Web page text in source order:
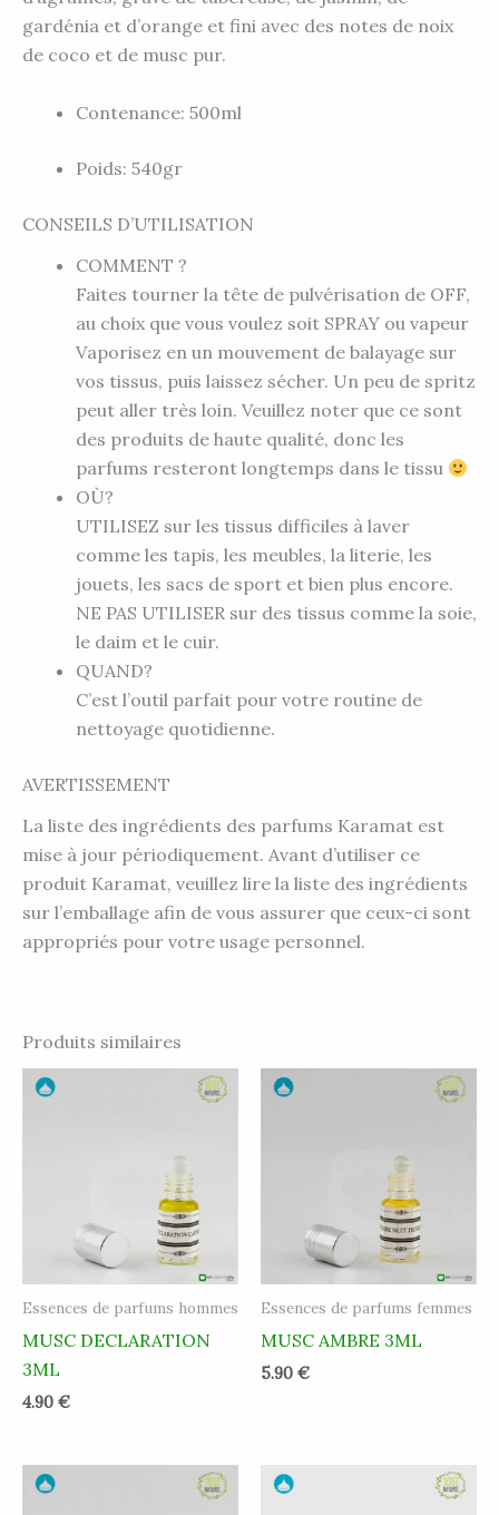
gardénia et d’orange et fini avec des notes de noix
de coco et de musc pur.
Contenance: 500ml
Poids: 540gr
CONSEILS D’UTILISATION
COMMENT ?
Faites tourner la tête de pulvérisation de OFF,
au choix que vous voulez soit SPRAY ou vapeur
Vaporisez en un mouvement de balayage sur
vos tissus, puis laissez sécher. Un peu de spritz
peut aller très loin. Veuillez noter que ce sont
des produits de haute qualité, donc les
parfums resteront longtemps dans le tissu
OÙ?
UTILISEZ sur les tissus difficiles à laver
comme les tapis, les meubles, la literie, les
jouets, les sacs de sport et bien plus encore.
NE PAS UTILISER sur des tissus comme la soie,
le daim et le cuir.
QUAND?
C’est l’outil parfait pour votre routine de
nettoyage quotidienne.
AVERTISSEMENT
La liste des ingrédients des parfums Karamat est
mise à jour périodiquement. Avant d’utiliser ce
produit Karamat, veuillez lire la liste des ingrédients
sur l’emballage afin de vous assurer que ceux-ci sont
appropriés pour votre usage personnel.
Produits similaires
Essences de parfums hommes
MUSC DECLARATION
3ML
4.90 €
Essences de parfums femmes
MUSC AMBRE 3ML
5.90 €